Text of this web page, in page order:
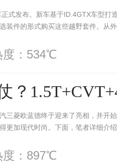
式发布。新车基于ID.4GTX车型打
装件的形式购买这些越野套件。从
度：534℃
？
三菱欧蓝德终于迎来了亮相，并开
更加现代时尚。下面，笔者详细介
度：897℃